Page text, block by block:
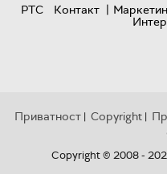
РТС
Контакт |
Приватност | Copyright |
Copyright © 2008 -